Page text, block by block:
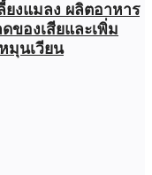
ยงแมลง ผลิตอาหาร
ของเสียและเพิ่ม
มุนเวียน